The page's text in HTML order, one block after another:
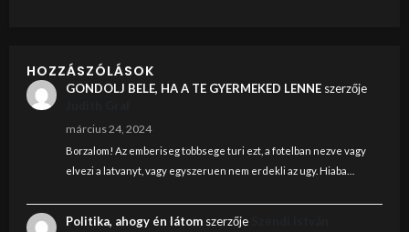
HOZZÁSZÓLÁSOK
GONDOLJ BELE, HA A TE GYERMEKED LENNEszerzője
március 24, 2024
Borzalom! Az emberiseg tobbsege turi ezt, a fotelban nezve vagy
elvezi a latvanyt, vagy egyszeruen nem erdekli az ugy. Hiaba…
Politika, ahogy én látomszerzője